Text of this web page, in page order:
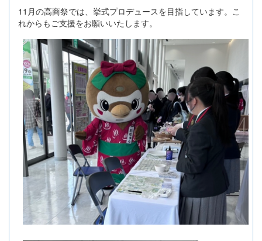
11月の高商祭では、挙式プロデュースを目指しています。こ
れからもご支援をお願いいたします。